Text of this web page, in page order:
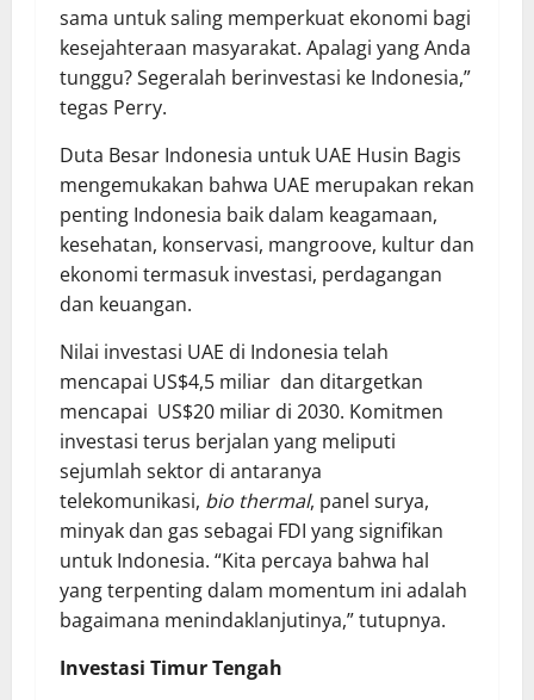
sama untuk saling memperkuat ekonomi bagi
kesejahteraan masyarakat. Apalagi yang Anda
tunggu? Segeralah berinvestasi ke Indonesia,”
tegas Perry.
Duta Besar Indonesia untuk UAE Husin Bagis
mengemukakan bahwa UAE merupakan rekan
penting Indonesia baik dalam keagamaan,
kesehatan, konservasi, mangroove, kultur dan
ekonomi termasuk investasi, perdagangan
dan keuangan.
Nilai investasi UAE di Indonesia telah
mencapai US$4,5 miliar dan ditargetkan
mencapai US$20 miliar di 2030. Komitmen
investasi terus berjalan yang meliputi
sejumlah sektor di antaranya
telekomunikasi, bio thermal, panel surya,
minyak dan gas sebagai FDI yang signifikan
untuk Indonesia. “Kita percaya bahwa hal
yang terpenting dalam momentum ini adalah
bagaimana menindaklanjutinya,” tutupnya.
Investasi Timur Tengah